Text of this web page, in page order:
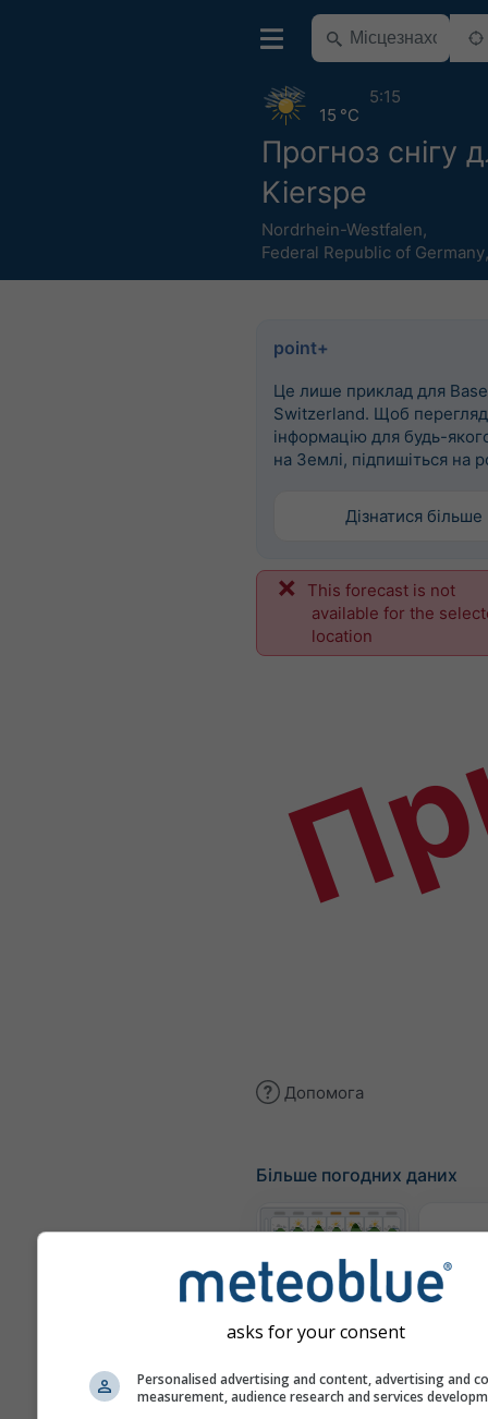
Прогноз снігу
Kierspe
Nordrhein-Westfalen,
Federal Republic of Germany
15 °C
5:15
point+
Це лише приклад для
Switzerland. Щоб
інформацію для будь-
на Землі, підпишіться на
Дізнатися більше
This forecast is not
available for the
location
Допомога
Більше погодних даних
asks for your consent
Personalised advertising and content, advertising and
measurement, audience research and services